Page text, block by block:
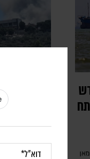
בדרום לבנון
אורן שלום
דובר צה"ל